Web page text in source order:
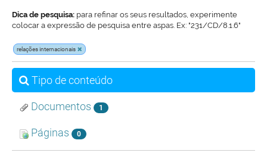
Dica de pesquisa: para refinar os seus resultados, experimente
colocar a expressão de pesquisa entre aspas. Ex: "231/CD/8.1.6"
relações internacionais
Tipo de conteúdo
Documentos 1
Páginas 0